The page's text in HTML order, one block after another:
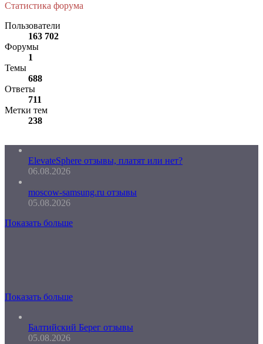
Статистика форума
Пользователи
163 702
Форумы
1
Темы
688
Ответы
711
Метки тем
238
ElevateSphere отзывы, платят или нет?
06.08.2026
moscow-samsung.ru отзывы
05.08.2026
Показать больше
Показать больше
Балтийский Берег отзывы
05.08.2026